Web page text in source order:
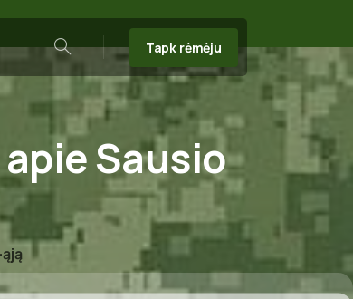
Search
Tapk rėmėju
apieSausio